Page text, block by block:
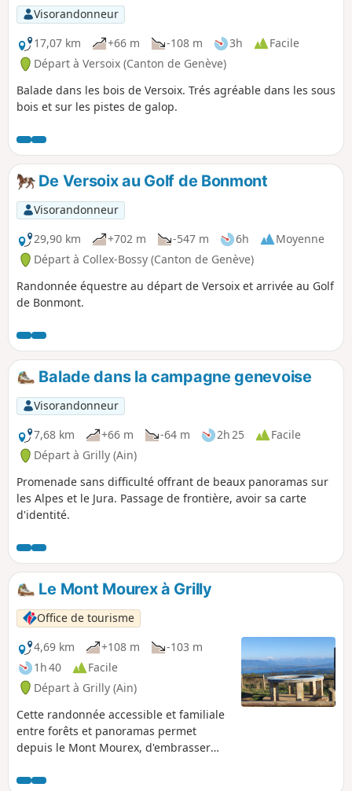
Visorandonneur
17,07 km
+66 m -108 m 3h
Facile
Départ à Versoix (Canton de Genève)
Balade dans les bois de Versoix. Trés agréable dans les sous
bois et sur les pistes de galop.
De Versoix au Golf de Bonmont
Visorandonneur
29,90 km
+702 m -547 m 6h
Moyenne
Départ à Collex-Bossy (Canton de Genève)
Randonnée équestre au départ de Versoix et arrivée au Golf
de Bonmont.
Balade dans la campagne genevoise
Visorandonneur
7,68 km
+66 m -64 m 2h 25
Facile
Départ à Grilly (Ain)
Promenade sans difficulté offrant de beaux panoramas sur
les Alpes et le Jura. Passage de frontière, avoir sa carte
d'identité.
Le Mont Mourex à Grilly
Office de tourisme
4,69 km
+108 m
-103 m
1h 40
Facile
Départ à Grilly (Ain)
Cette randonnée accessible et familiale
entre forêts et panoramas permet
depuis le Mont Mourex, d'embrasser
les Alpes et sur le Jura. Le sentier